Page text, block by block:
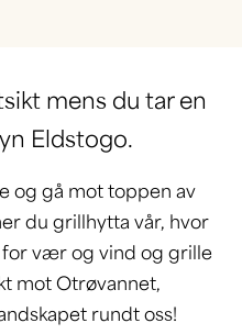
mens du tar en
Eldstogo.
og gå mot toppen av
du grillhytta vår, hvor
vær og vind og grille
mot Otrøvannet,
rundt oss!